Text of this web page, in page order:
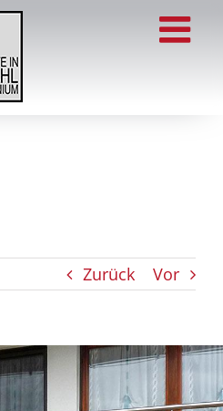
Zurück Vor